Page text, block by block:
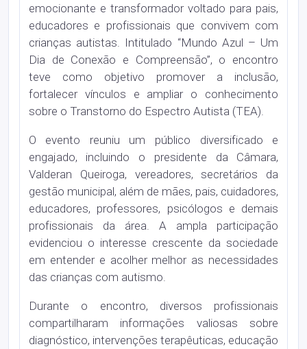
emocionante e transformador voltado para pais,
educadores e profissionais que convivem com
crianças autistas. Intitulado “Mundo Azul – Um
Dia de Conexão e Compreensão”, o encontro
teve como objetivo promover a inclusão,
fortalecer vínculos e ampliar o conhecimento
sobre o Transtorno do Espectro Autista (TEA).
O evento reuniu um público diversificado e
engajado, incluindo o presidente da Câmara,
Valderan Queiroga, vereadores, secretários da
gestão municipal, além de mães, pais, cuidadores,
educadores, professores, psicólogos e demais
profissionais da área. A ampla participação
evidenciou o interesse crescente da sociedade
em entender e acolher melhor as necessidades
das crianças com autismo.
Durante o encontro, diversos profissionais
compartilharam informações valiosas sobre
diagnóstico, intervenções terapêuticas, educação